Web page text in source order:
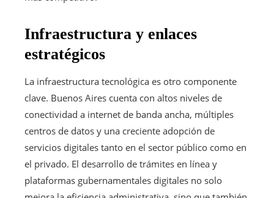
Infraestructura y enlaces
estratégicos
La infraestructura tecnológica es otro componente
clave. Buenos Aires cuenta con altos niveles de
conectividad a internet de banda ancha, múltiples
centros de datos y una creciente adopción de
servicios digitales tanto en el sector público como en
el privado. El desarrollo de trámites en línea y
plataformas gubernamentales digitales no solo